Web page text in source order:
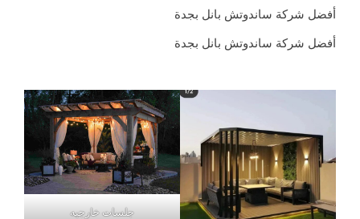
أفضل شركة ساندوتش بانل بجدة
أفضل شركة ساندوتش بانل بجدة
جلسات خارجيه